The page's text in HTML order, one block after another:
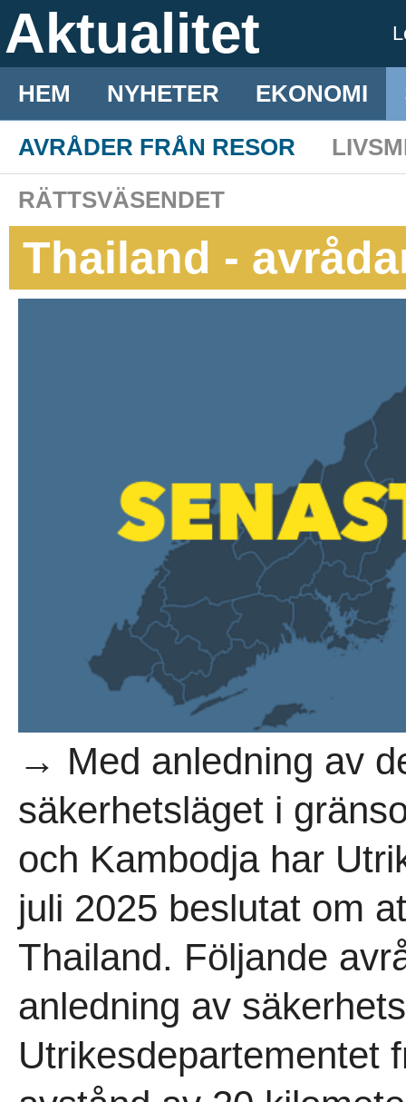
Aktualitet
HEM NYHETER EKONOMI
AVRÅDER FRÅN RESOR
RÄTTSVÄSENDET
Thailand -
→ Med anledning av
säkerhetsläget i
och Kambodja har
juli 2025 beslutat om
Thailand. Följande
anledning av
Utrikesdepartementet